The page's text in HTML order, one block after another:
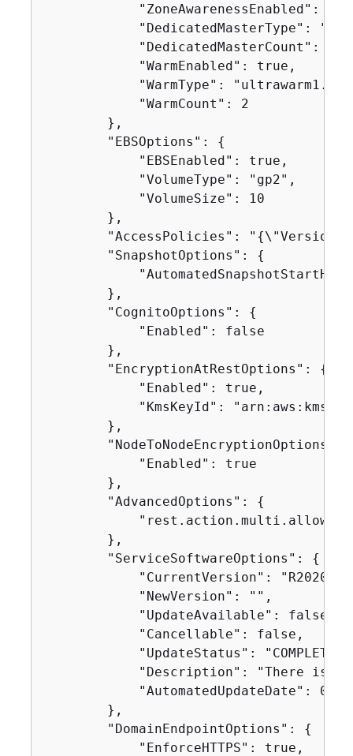
"ZoneAwarenessEnabled":
"DedicatedMasterType":
            "DedicatedMasterCount": 3,
            "WarmEnabled": true,
"WarmType":
            "WarmCount": 2
        },
        "EBSOptions":
{
            "EBSEnabled": true,
            "VolumeType": "gp2",
            "VolumeSize": 10
        },
        "AccessPolicies": "
{
        "SnapshotOptions":
{
        },
        "CognitoOptions":
{
            "Enabled": false
        },
        "EncryptionAtRestOptions":
{
            "Enabled": true,
"KmsKeyId":
        },
        "NodeToNodeEncryptionOptions":
            "Enabled": true
        },
        "AdvancedOptions":
{
        },
        "ServiceSoftwareOptions":
{
"CurrentVersion":
            "NewVersion": "",
            "UpdateAvailable": false,
            "Cancellable": false,
"UpdateStatus":
"Description": "There is
            "AutomatedUpdateDate": 0.0
        },
        "DomainEndpointOptions":
{
            "EnforceHTTPS": true,